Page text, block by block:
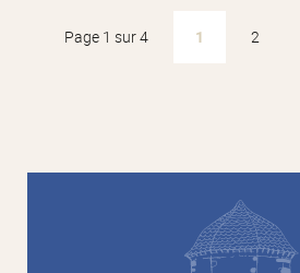
Page 1 sur 4 1 2